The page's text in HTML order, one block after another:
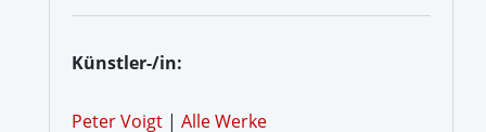
Künstler-/in:
Peter Voigt | Alle Werke